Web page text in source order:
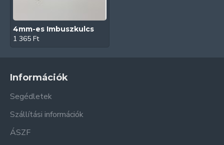
4mm-es Imbuszkulcs
1 365 Ft
Információk
Segédletek
Szállítási információk
ÁSZF